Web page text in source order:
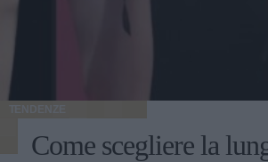
TENDENZE
Come scegliere la